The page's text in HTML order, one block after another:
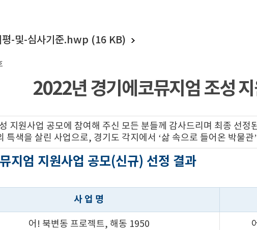
평-및-심사기준.hwp (16 KB)
2022년 경기에코뮤지엄 조성
지원사업 공모에 참여해 주신 모든 분들께 감사드리며 최종 선정
특색을 살린 사업으로, 경기도 각지에서 ‘삶 속으로 들어온 박물
지엄 지원사업 공모(신규) 선정 결과
사 업 명
어! 북변동 프로젝트, 해동 1950